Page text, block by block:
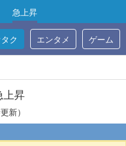
急上昇
ク エンタメ ゲーム
上昇
新）